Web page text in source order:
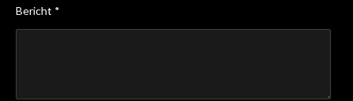
Bericht *